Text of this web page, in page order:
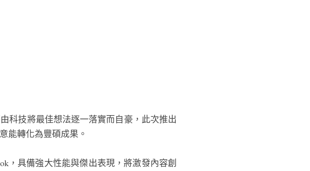
科技將最佳想法逐一落實而自豪，此次推出
能轉化為豐碩成果。
，具備強大性能與傑出表現，將激發內容創